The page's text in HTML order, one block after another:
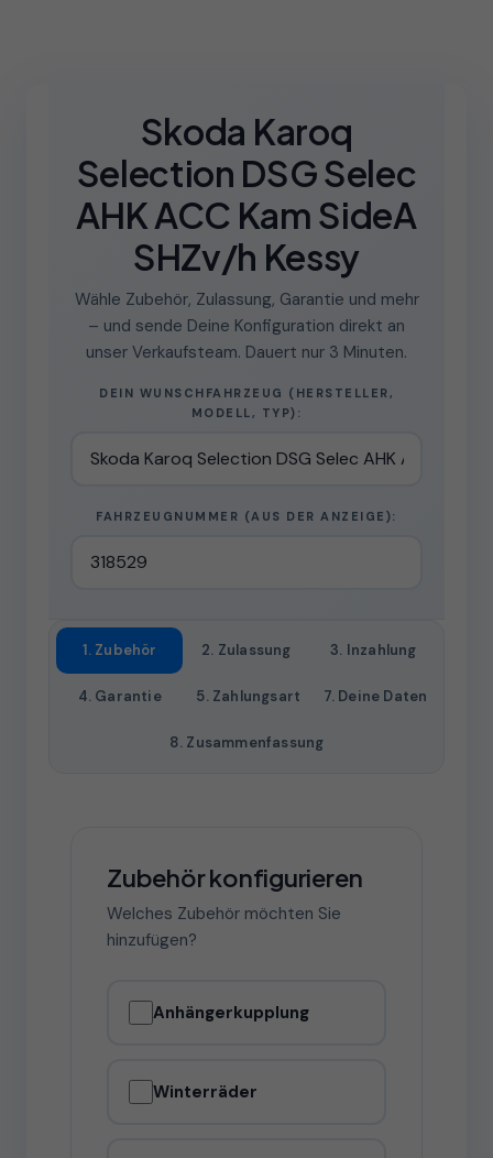
Skoda Karoq
Selection DSG Selec
AHK ACC Kam SideA
SHZv/h Kessy
Wähle Zubehör, Zulassung, Garantie und mehr
– und sende Deine Konfiguration direkt an
unser Verkaufsteam. Dauert nur 3 Minuten.
DEIN WUNSCHFAHRZEUG (HERSTELLER,
MODELL, TYP):
FAHRZEUGNUMMER (AUS DER ANZEIGE):
1. Zubehör 2. Zulassung 3. Inzahlung
4. Garantie 5. Zahlungsart 7. Deine Daten
8. Zusammenfassung
Zubehör konfigurieren
Welches Zubehör möchten Sie
hinzufügen?
Anhängerkupplung
Winterräder